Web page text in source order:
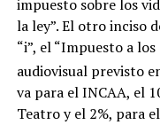
impuesto sobre los
la ley”. El otro inciso
“i”, el “Impuesto a
audiovisual previsto
va para el INCAA, el
Teatro y el 2%, para